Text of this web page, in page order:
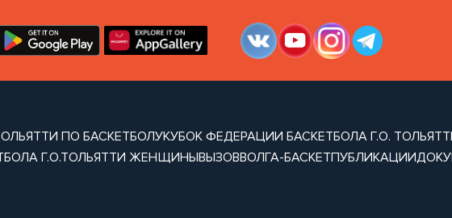
ПО БАСКЕТБОЛУКУБОК ФЕДЕРАЦИИ БАСКЕТБОЛА Г.О.
Г.О.ТОЛЬЯТТИ ЖЕНЩИНЫВЫЗОВВОЛГА-БАСКЕТПУБЛИКАЦИИ